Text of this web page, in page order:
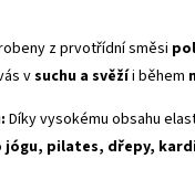
z prvotřídní směsi
vsuchu a svěžíi během
Díky vysokému obsahu
jógu, pilates, dřepy,